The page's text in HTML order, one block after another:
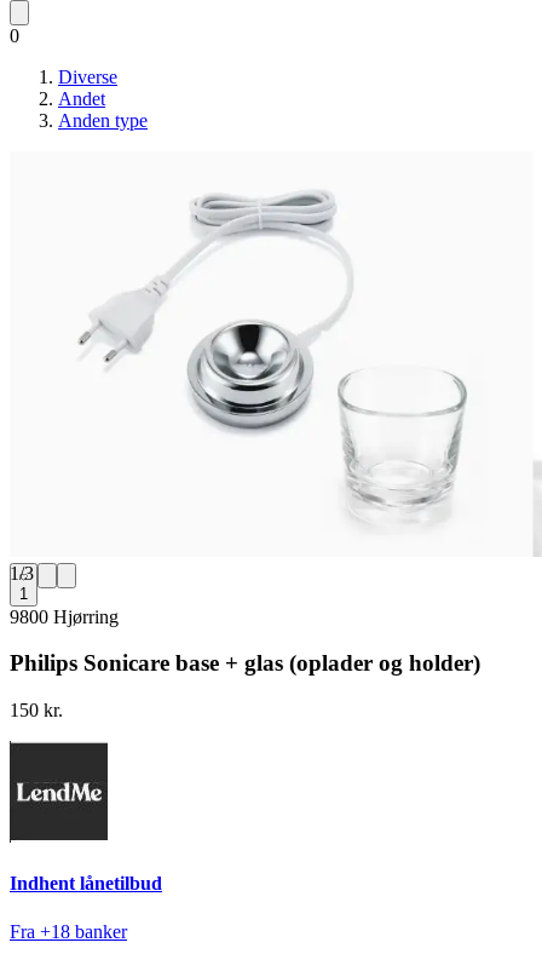
0
Diverse
Andet
Anden type
1/3
1
9800 Hjørring
Philips Sonicare base + glas (oplader og holder)
150 kr.
Indhent lånetilbud
Fra +18 banker